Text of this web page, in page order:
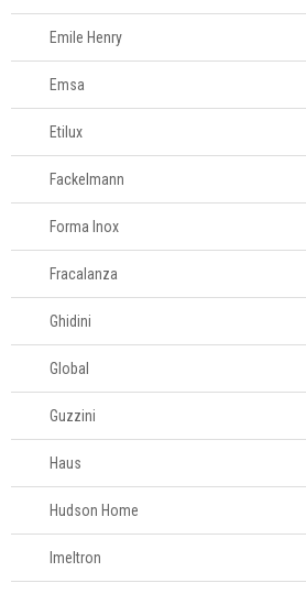
Conosco
61
996581061
61
996588122
Emile Henry
Emsa
Etilux
Fackelmann
Forma Inox
Fracalanza
Ghidini
Global
Guzzini
Haus
Hudson Home
Imeltron